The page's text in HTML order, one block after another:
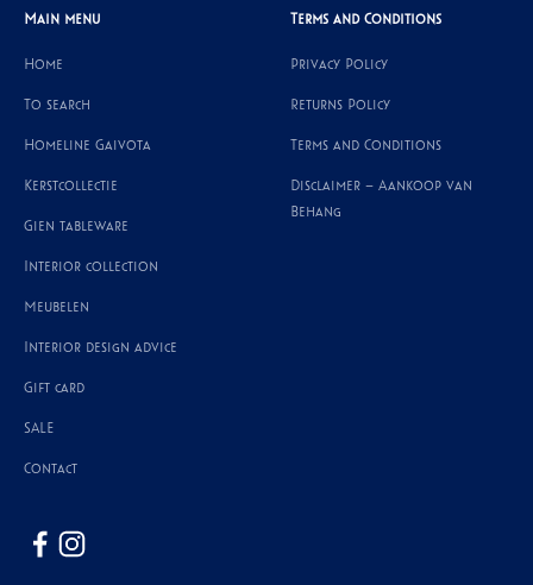
Main menu
Home
To search
Homeline Gaivota
Kerstcollectie
Gien tableware
Interior collection
Meubelen
Interior design advice
Gift card
SALE
Contact
Terms and Conditions
Privacy Policy
Returns Policy
Terms and Conditions
Disclaimer – Aankoop van
Behang